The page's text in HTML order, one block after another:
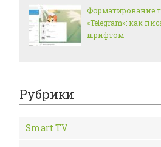
Форматирование
«Telegram»: как
шрифтом
Рубрики
Smart TV